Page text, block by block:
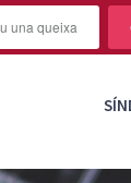
una queixa